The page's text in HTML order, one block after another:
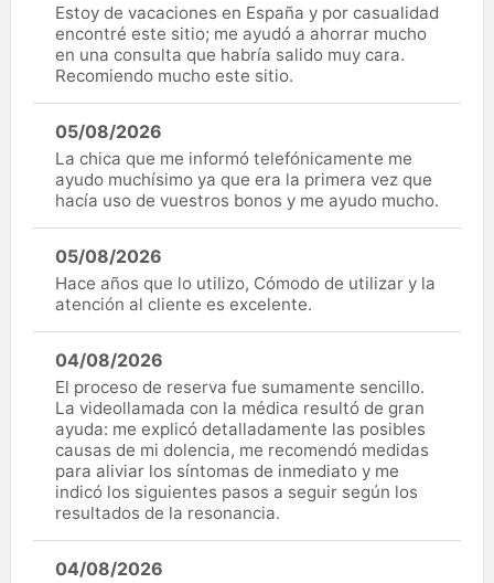
Estoy de vacaciones en España y por casualidad
encontré este sitio; me ayudó a ahorrar mucho
en una consulta que habría salido muy cara.
Recomiendo mucho este sitio.
05/08/2026
La chica que me informó telefónicamente me
ayudo muchísimo ya que era la primera vez que
hacía uso de vuestros bonos y me ayudo mucho.
05/08/2026
Hace años que lo utilizo, Cómodo de utilizar y la
atención al cliente es excelente.
04/08/2026
El proceso de reserva fue sumamente sencillo.
La videollamada con la médica resultó de gran
ayuda: me explicó detalladamente las posibles
causas de mi dolencia, me recomendó medidas
para aliviar los síntomas de inmediato y me
indicó los siguientes pasos a seguir según los
resultados de la resonancia.
04/08/2026